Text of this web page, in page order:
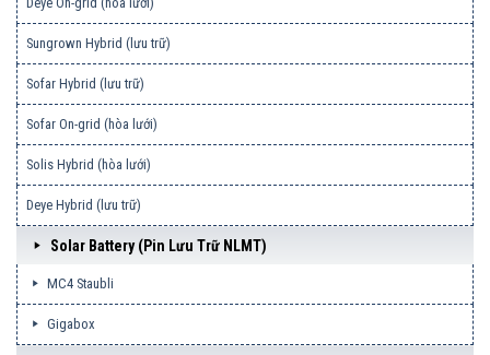
Sungrown Hybrid (lưu trữ)
Sofar Hybrid (lưu trữ)
Sofar On-grid (hòa lưới)
Solis Hybrid (hòa lưới)
Deye Hybrid (lưu trữ)
Solar Battery (pin Lưu Trữ NLMT)
MC4 Staubli
Gigabox